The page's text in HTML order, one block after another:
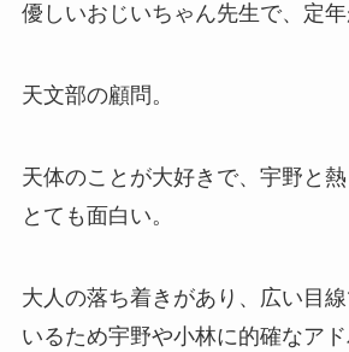
優しいおじいちゃん先生で、定年
天文部の顧問。
天体のことが大好きで、宇野と
とても面白い。
大人の落ち着きがあり、広い目
いるため宇野や小林に的確なア